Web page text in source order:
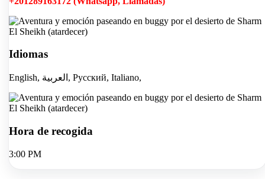
Idiomas
English, العربية, Русский, Italiano,
Hora de recogida
3:00 PM